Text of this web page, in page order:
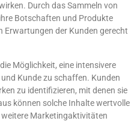
Durch das Sammeln von
Botschaften und Produkte
Erwartungen der Kunden gerecht
Möglichkeit, eine intensivere
Kunde zu schaffen. Kunden
zu identifizieren, mit denen sie
können solche Inhalte wertvolle
weitere Marketingaktivitäten